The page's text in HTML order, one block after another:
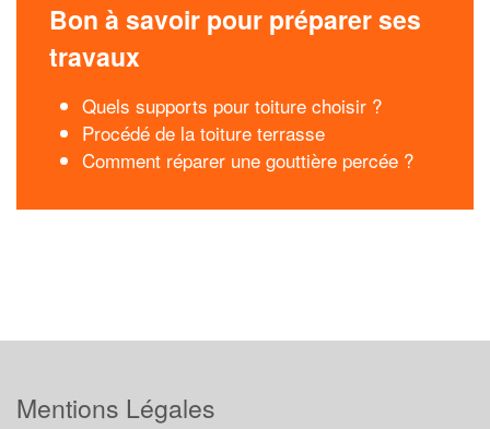
Bon à savoir pour préparer ses
travaux
Quels supports pour toiture choisir ?
Procédé de la toiture terrasse
Comment réparer une gouttière percée ?
Mentions Légales